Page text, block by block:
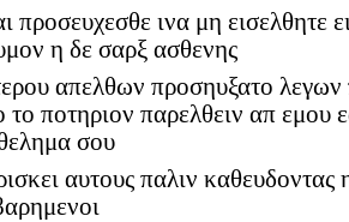
προσευχεσθε ινα μη εισελθητε
η δε σαρξ ασθενης
απελθων προσηυξατο λεγων
το ποτηριον παρελθειν απ εμου
σου
αυτους παλιν